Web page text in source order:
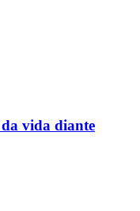
da vida diante